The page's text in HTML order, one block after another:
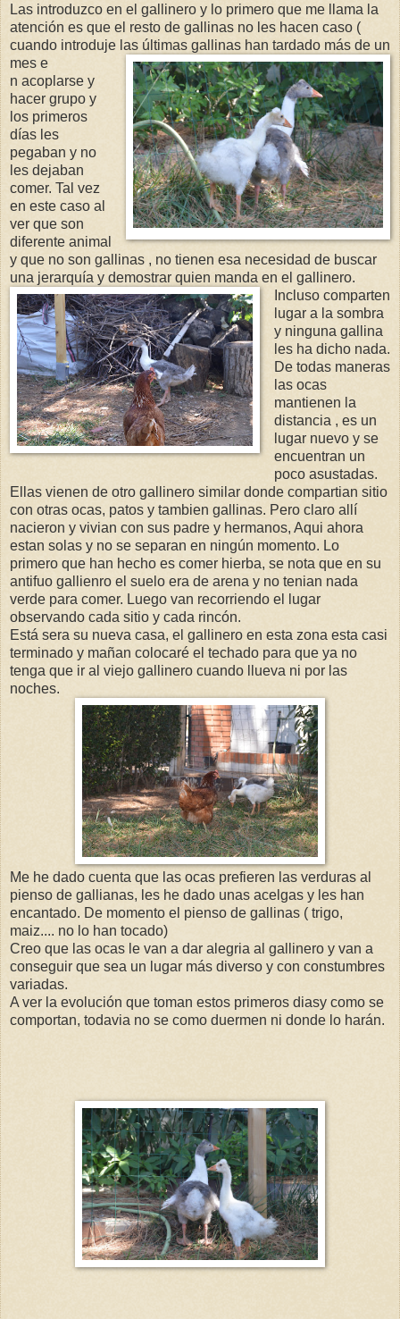
Las introduzco en el gallinero y lo primero que me llama la
atención es que el resto de gallinas no les hacen caso (
cuando introduje las últimas gallinas han tardado más de un
mes e
n acoplarse y
hacer grupo y
los primeros
días les
pegaban y no
les dejaban
comer. Tal vez
en este caso al
ver que son
diferente animal
y que no son gallinas , no tienen esa necesidad de buscar
una jerarquía y demostrar quien manda en el gallinero.
Incluso comparten
lugar a la sombra
y ninguna gallina
les ha dicho nada.
De todas maneras
las ocas
mantienen la
distancia , es un
lugar nuevo y se
encuentran un
poco asustadas.
Ellas vienen de otro gallinero similar donde compartian sitio
con otras ocas, patos y tambien gallinas. Pero claro allí
nacieron y vivian con sus padre y hermanos, Aqui ahora
estan solas y no se separan en ningún momento. Lo
primero que han hecho es comer hierba, se nota que en su
antifuo gallienro el suelo era de arena y no tenian nada
verde para comer. Luego van recorriendo el lugar
observando cada sitio y cada rincón.
Está sera su nueva casa, el gallinero en esta zona esta casi
terminado y mañan colocaré el techado para que ya no
tenga que ir al viejo gallinero cuando llueva ni por las
noches.
Me he dado cuenta que las ocas prefieren las verduras al
pienso de gallianas, les he dado unas acelgas y les han
encantado. De momento el pienso de gallinas ( trigo,
maiz.... no lo han tocado)
Creo que las ocas le van a dar alegria al gallinero y van a
conseguir que sea un lugar más diverso y con constumbres
variadas.
A ver la evolución que toman estos primeros diasy como se
comportan, todavia no se como duermen ni donde lo harán.